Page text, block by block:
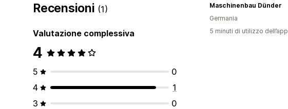
Recensioni (1)
Valutazione complessiva
4
5
0
4
1
3
0
Maschinenbau Dünder
Germania
5 minuti di utilizzo dell’app